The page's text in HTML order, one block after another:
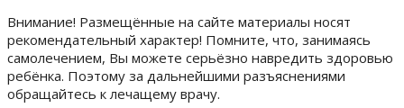
Внимание! Размещённые на сайте материалы носят
рекомендательный характер! Помните, что, занимаясь
самолечением, Вы можете серьёзно навредить здоровью
ребёнка. Поэтому за дальнейшими разъяснениями
обращайтесь к лечащему врачу.